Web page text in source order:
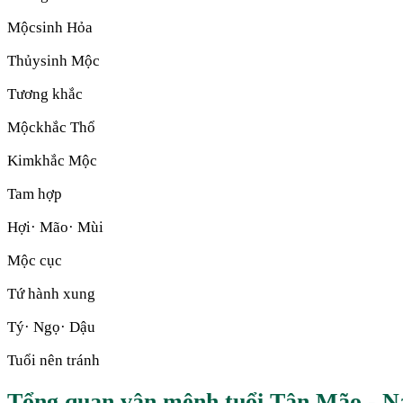
Mộcsinh Hỏa
Thủysinh Mộc
Tương khắc
Mộckhắc Thổ
Kimkhắc Mộc
Tam hợp
Hợi· Mão· Mùi
Mộc cục
Tứ hành xung
Tý· Ngọ· Dậu
Tuổi nên tránh